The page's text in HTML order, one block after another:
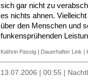
sich gar nicht zu
es nichts ahnen.
über den Menschen und
funkensprühenden
Kathrin Passig | Dauerhafter Link |
13.07.2006 | 00:55 |